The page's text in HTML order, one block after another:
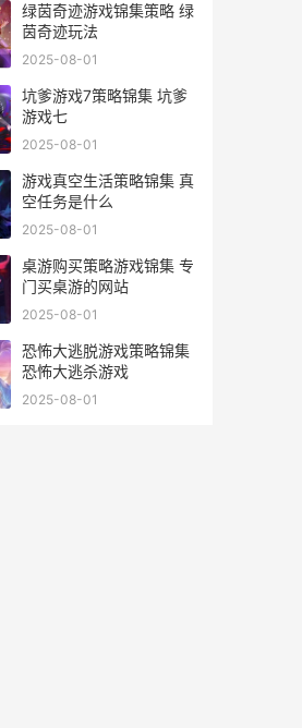
绿茵奇迹游戏锦集策略 绿
茵奇迹玩法
2025-08-01
坑爹游戏7策略锦集 坑爹
游戏七
2025-08-01
游戏真空生活策略锦集 真
空任务是什么
2025-08-01
桌游购买策略游戏锦集 专
门买桌游的网站
2025-08-01
恐怖大逃脱游戏策略锦集
恐怖大逃杀游戏
2025-08-01